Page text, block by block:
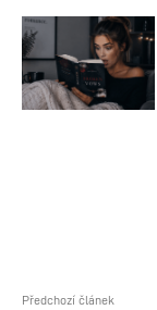
Předchozí článek